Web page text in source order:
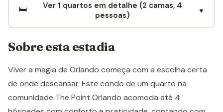
🛏️
Ver 1 quartos em detalhe (2 camas, 4
pessoas)
▼
Sobre esta estadia
Viver a magia de Orlando começa com a escolha certa
de onde descansar. Este condo de um quarto na
comunidade The Point Orlando acomoda até 4